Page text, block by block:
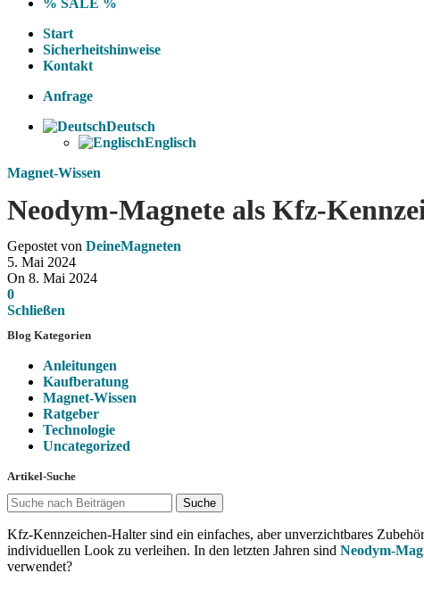
% SALE %
Start
Sicherheitshinweise
Kontakt
Anfrage
Deutsch
Englisch
Magnet-Wissen
Neodym-Magnete als Kfz-
Gepostet von DeineMagneten
5. Mai 2024
On 8. Mai 2024
0
Schließen
Blog Kategorien
Anleitungen
Kaufberatung
Magnet-Wissen
Ratgeber
Technologie
Uncategorized
Artikel-Suche
Suche
Kfz-Kennzeichen-Halter sind ein einfaches, aber unverzichtbares
individuellen Look zu verleihen. In den letzten Jahren sind Neodym-
verwendet?